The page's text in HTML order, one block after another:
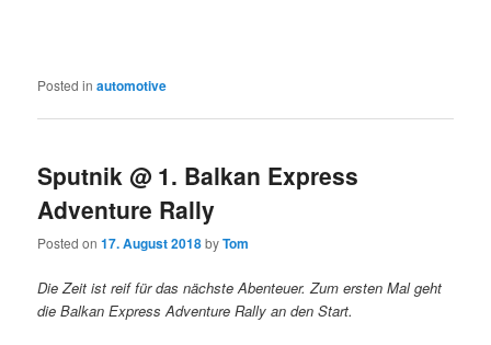
Posted in automotive
Sputnik @ 1. Balkan Express
Adventure Rally
Posted on17. August 2018byTom
Die Zeit ist reif für das nächste Abenteuer. Zum ersten Mal geht
die Balkan Express Adventure Rally an den Start.